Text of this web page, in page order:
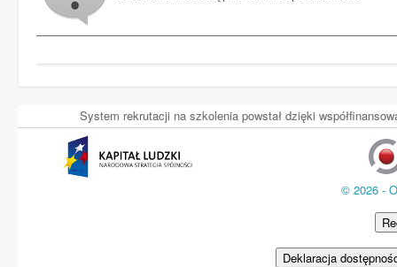
System rekrutacji na szkolenia powstał dzięki
© 2026 -
Deklaracja